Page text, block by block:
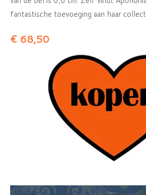
fantastische toevoeging aan haar
€ 68,50